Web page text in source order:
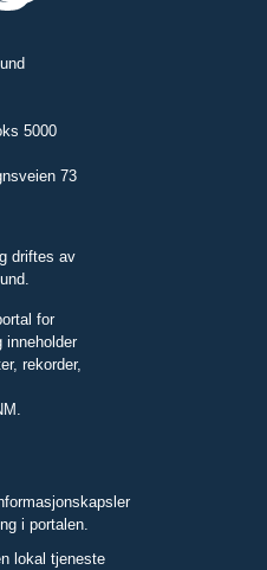
5000
73
driftes av
for
inneholder
rekorder,
i portalen.
lokal tjeneste